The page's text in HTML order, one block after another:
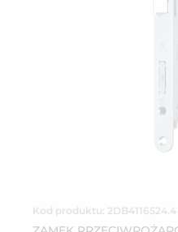
Kod produktu: 2DB4116524.4